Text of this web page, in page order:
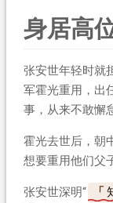
身居高
张安世年轻时就
军霍光重用，出
事，从来不敢懈
霍光去世后，朝
想要重用他们父
张安世深明“